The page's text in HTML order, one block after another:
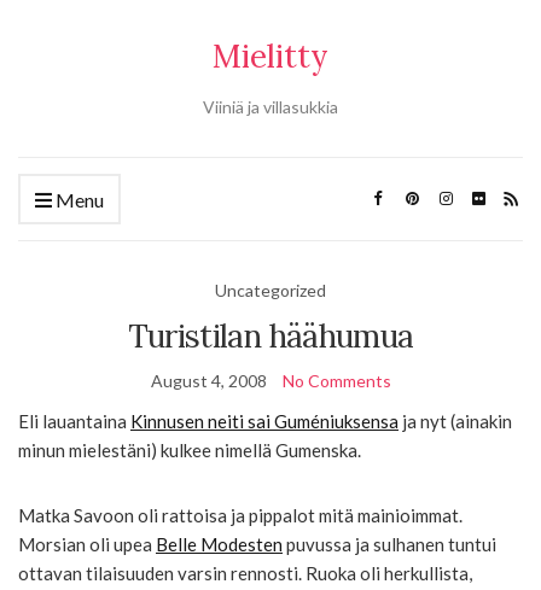
Mielitty
Viiniä ja villasukkia
Menu
Uncategorized
Turistilan häähumua
August 4, 2008 No Comments
Eli lauantaina Kinnusen neiti sai Guméniuksensa ja nyt (ainakin
minun mielestäni) kulkee nimellä Gumenska.
Matka Savoon oli rattoisa ja pippalot mitä mainioimmat.
Morsian oli upea Belle Modesten puvussa ja sulhanen tuntui
ottavan tilaisuuden varsin rennosti. Ruoka oli herkullista,